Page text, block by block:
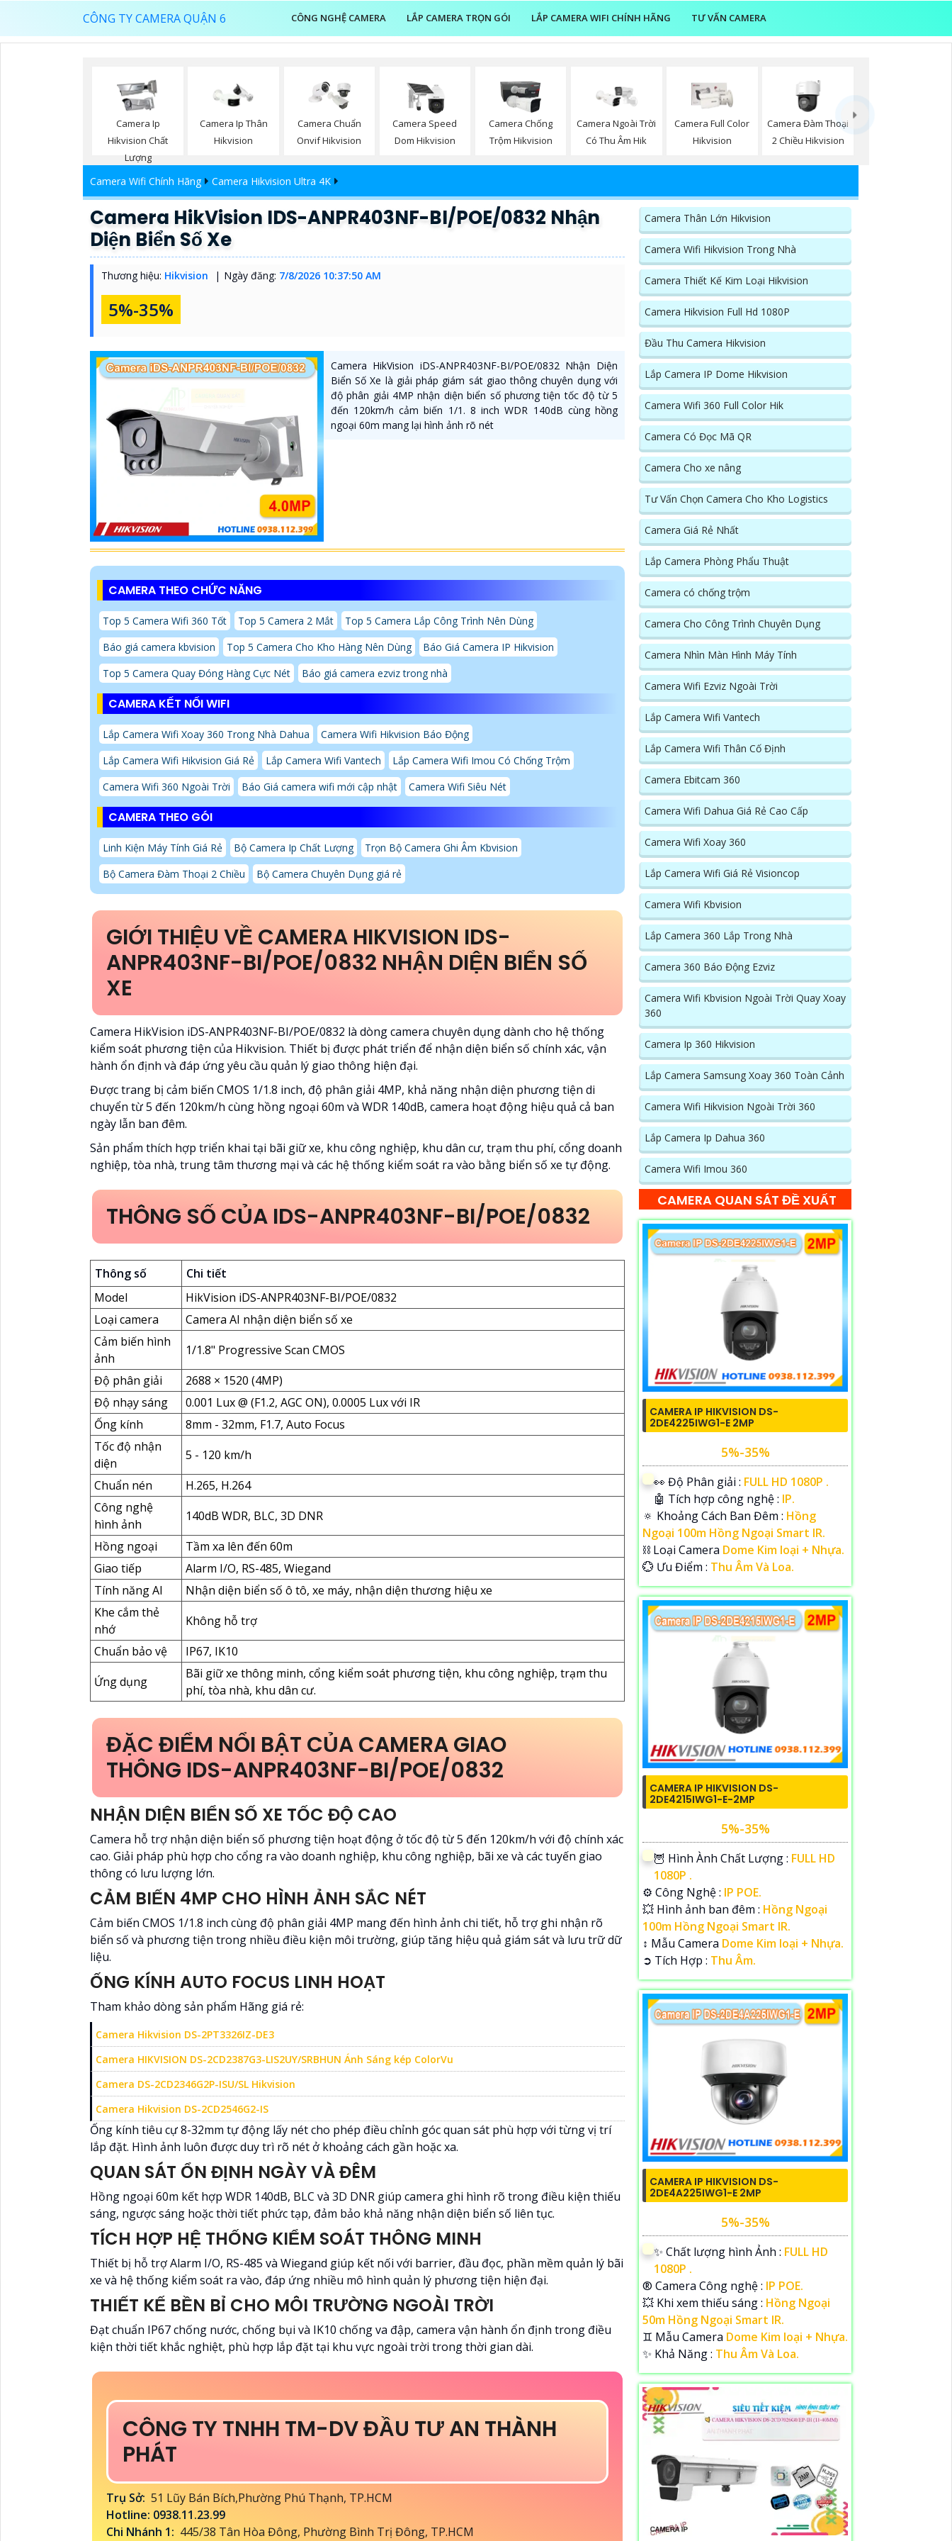
CÔNG TY CAMERA QUẬN 6 CÔNG NGHỆ CAMERA LẮP CAMERA TRỌN GÓI LẮP CAMERA WIFI CHÍNH HÃNG TƯ VẤN CAMERA
Camera Ip
Hikvision Chất
Lượng
Camera Ip Thân
Hikvision
Camera Chuẩn
Onvif Hikvision
Camera Speed
Dom Hikvision
Camera Chống
Trộm Hikvision
Camera Ngoài Trời
Có Thu Âm Hik
Camera Full Color
Hikvision
Camera Đàm Thoại
2 Chiều Hikvision
Camera Wifi Chính Hãng Camera Hikvision Ultra 4K
Camera HikVision IDS-ANPR403NF-BI/POE/0832 Nhận
Diện Biển Số Xe
Thương hiệu: Hikvision Ngày đăng: 7/8/2026 10:37:50 AM
5%-35%
Camera HikVision iDS-ANPR403NF-BI/POE/0832 Nhận Diện
Biển Số Xe là giải pháp giám sát giao thông chuyên dụng với
độ phân giải 4MP nhận diện biển số phương tiện tốc độ từ 5
đến 120km/h cảm biến 1/1. 8 inch WDR 140dB cùng hồng
ngoại 60m mang lại hình ảnh rõ nét
CAMERA THEO CHỨC NĂNG
Top 5 Camera Wifi 360 Tốt Top 5 Camera 2 Mắt
Top 5 Camera Lắp Công Trình Nên Dùng
Báo giá camera kbvision
Top 5 Camera Cho Kho Hàng Nên Dùng
Báo Giá Camera IP Hikvision
Top 5 Camera Quay Đóng Hàng Cực Nét
Báo giá camera ezviz trong nhà
CAMERA KẾT NỐI WIFI
Lắp Camera Wifi Xoay 360 Trong Nhà Dahua
Camera Wifi Hikvision Báo Động
Lắp Camera Wifi Hikvision Giá Rẻ
Lắp Camera Wifi Vantech
Lắp Camera Wifi Imou Có Chống Trộm
Camera Wifi 360 Ngoài Trời
Báo Giá camera wifi mới cập nhật Camera Wifi Siêu Nét
CAMERA THEO GÓI
Linh Kiện Máy Tính Giá Rẻ Bộ Camera Ip Chất Lượng
Trọn Bộ Camera Ghi Âm Kbvision
Bộ Camera Đàm Thoại 2 Chiều
Bộ Camera Chuyên Dụng giá rẻ
GIỚI THIỆU VỀ CAMERA HIKVISION IDS-
ANPR403NF-BI/POE/0832 NHẬN DIỆN BIỂN SỐ
XE
Camera HikVision iDS-ANPR403NF-BI/POE/0832 là dòng camera chuyên dụng dành cho hệ thống
kiểm soát phương tiện của Hikvision. Thiết bị được phát triển để nhận diện biển số chính xác, vận
hành ổn định và đáp ứng yêu cầu quản lý giao thông hiện đại.
Được trang bị cảm biến CMOS 1/1.8 inch, độ phân giải 4MP, khả năng nhận diện phương tiện di
chuyển từ 5 đến 120km/h cùng hồng ngoại 60m và WDR 140dB, camera hoạt động hiệu quả cả ban
ngày lẫn ban đêm.
Sản phẩm thích hợp triển khai tại bãi giữ xe, khu công nghiệp, khu dân cư, trạm thu phí, cổng doanh
nghiệp, tòa nhà, trung tâm thương mại và các hệ thống kiểm soát ra vào bằng biển số xe tự động.
THÔNG SỐ CỦA IDS-ANPR403NF-BI/POE/0832
Thông số
Chi tiết
Model
HikVision iDS-ANPR403NF-BI/POE/0832
Loại camera
Camera AI nhận diện biển số xe
Cảm biến hình
ảnh
1/1.8" Progressive Scan CMOS
Độ phân giải
2688 × 1520 (4MP)
Độ nhạy sáng
0.001 Lux @ (F1.2, AGC ON), 0.0005 Lux với IR
Ống kính
8mm - 32mm, F1.7, Auto Focus
Tốc độ nhận
diện
5 - 120 km/h
Chuẩn nén
H.265, H.264
Công nghệ
hình ảnh
140dB WDR, BLC, 3D DNR
Hồng ngoại
Tầm xa lên đến 60m
Giao tiếp
Alarm I/O, RS-485, Wiegand
Tính năng AI
Nhận diện biển số ô tô, xe máy, nhận diện thương hiệu xe
Khe cắm thẻ
nhớ
Không hỗ trợ
Chuẩn bảo vệ
IP67, IK10
Ứng dụng
Bãi giữ xe thông minh, cổng kiểm soát phương tiện, khu công nghiệp, trạm thu
phí, tòa nhà, khu dân cư.
ĐẶC ĐIỂM NỔI BẬT CỦA CAMERA GIAO
THÔNG IDS-ANPR403NF-BI/POE/0832
NHẬN DIỆN BIỂN SỐ XE TỐC ĐỘ CAO
Camera hỗ trợ nhận diện biển số phương tiện hoạt động ở tốc độ từ 5 đến 120km/h với độ chính xác
cao. Giải pháp phù hợp cho cổng ra vào doanh nghiệp, khu công nghiệp, bãi xe và các tuyến giao
thông có lưu lượng lớn.
CẢM BIẾN 4MP CHO HÌNH ẢNH SẮC NÉT
Cảm biến CMOS 1/1.8 inch cùng độ phân giải 4MP mang đến hình ảnh chi tiết, hỗ trợ ghi nhận rõ
biển số và phương tiện trong nhiều điều kiện môi trường, giúp tăng hiệu quả giám sát và lưu trữ dữ
liệu.
ỐNG KÍNH AUTO FOCUS LINH HOẠT
Tham khảo dòng sản phẩm Hãng giá rẻ:
Camera Hikvision DS-2PT3326IZ-DE3
Camera HIKVISION DS-2CD2387G3-LIS2UY/SRBHUN Ánh Sáng kép ColorVu
Camera DS-2CD2346G2P-ISU/SL Hikvision
Camera Hikvision DS-2CD2546G2-IS
Ống kính tiêu cự 8-32mm tự động lấy nét cho phép điều chỉnh góc quan sát phù hợp với từng vị trí
lắp đặt. Hình ảnh luôn được duy trì rõ nét ở khoảng cách gần hoặc xa.
QUAN SÁT ỔN ĐỊNH NGÀY VÀ ĐÊM
Hồng ngoại 60m kết hợp WDR 140dB, BLC và 3D DNR giúp camera ghi hình rõ trong điều kiện thiếu
sáng, ngược sáng hoặc thời tiết phức tạp, đảm bảo khả năng nhận diện biển số liên tục.
TÍCH HỢP HỆ THỐNG KIỂM SOÁT THÔNG MINH
Thiết bị hỗ trợ Alarm I/O, RS-485 và Wiegand giúp kết nối với barrier, đầu đọc, phần mềm quản lý bãi
xe và hệ thống kiểm soát ra vào, đáp ứng nhiều mô hình quản lý phương tiện hiện đại.
THIẾT KẾ BỀN BỈ CHO MÔI TRƯỜNG NGOÀI TRỜI
Đạt chuẩn IP67 chống nước, chống bụi và IK10 chống va đập, camera vận hành ổn định trong điều
kiện thời tiết khắc nghiệt, phù hợp lắp đặt tại khu vực ngoài trời trong thời gian dài.
CÔNG TY TNHH TM-DV ĐẦU TƯ AN THÀNH
PHÁT
Trụ Sở: 51 Lũy Bán Bích,Phường Phú Thạnh, TP.HCM
Hotline: 0938.11.23.99
Chi Nhánh 1: 445/38 Tân Hòa Đông, Phường Bình Trị Đông, TP.HCM
Camera Thân Lớn Hikvision
Camera Wifi Hikvision Trong Nhà
Camera Thiết Kế Kim Loại Hikvision
Camera Hikvision Full Hd 1080P
Đầu Thu Camera Hikvision
Lắp Camera IP Dome Hikvision
Camera Wifi 360 Full Color Hik
Camera Có Đọc Mã QR
Camera Cho xe nâng
Tư Vấn Chọn Camera Cho Kho Logistics
Camera Giá Rẻ Nhất
Lắp Camera Phòng Phẩu Thuật
Camera có chống trộm
Camera Cho Công Trình Chuyên Dụng
Camera Nhìn Màn Hình Máy Tính
Camera Wifi Ezviz Ngoài Trời
Lắp Camera Wifi Vantech
Lắp Camera Wifi Thân Cố Định
Camera Ebitcam 360
Camera Wifi Dahua Giá Rẻ Cao Cấp
Camera Wifi Xoay 360
Lắp Camera Wifi Giá Rẻ Visioncop
Camera Wifi Kbvision
Lắp Camera 360 Lắp Trong Nhà
Camera 360 Báo Động Ezviz
Camera Wifi Kbvision Ngoài Trời Quay Xoay
360
Camera Ip 360 Hikvision
Lắp Camera Samsung Xoay 360 Toàn Cảnh
Camera Wifi Hikvision Ngoài Trời 360
Lắp Camera Ip Dahua 360
Camera Wifi Imou 360
CAMERA QUAN SÁT ĐỀ XUẤT
CAMERA IP HIKVISION DS-
2DE4225IWG1-E 2MP
5%-35%
️👀 Độ Phân giải : FULL HD 1080P .
🤖️ Tích hợp công nghệ : IP.
🔅 Khoảng Cách Ban Đêm : Hồng
Ngoại 100m Hồng Ngoại Smart IR.
⛓ Loại Camera Dome Kim loại + Nhựa.
️💮 Ưu Điểm : Thu Âm Và Loa.
CAMERA IP HIKVISION DS-
2DE4215IWG1-E-2MP
5%-35%
🦉 Hình Ành Chất Lượng : FULL HD
1080P .
⚙ Công Nghệ : IP POE.
💥 Hình ảnh ban đêm : Hồng Ngoại
100m Hồng Ngoại Smart IR.
↕️ Mẫu Camera Dome Kim loại + Nhựa.
️➲ Tích Hợp : Thu Âm.
CAMERA IP HIKVISION DS-
2DE4A225IWG1-E 2MP
5%-35%
✨ Chất lượng hình Ảnh : FULL HD
1080P .
®️ Camera Công nghệ : IP POE.
💥 Khi xem thiếu sáng : Hồng Ngoại
50m Hồng Ngoại Smart IR.
♊ Mẫu Camera Dome Kim loại + Nhựa.
️✨ Khả Năng : Thu Âm Và Loa.